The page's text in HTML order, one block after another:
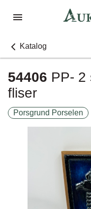
Katalog
54406 PP- 2
fliser
Porsgrund Porselen